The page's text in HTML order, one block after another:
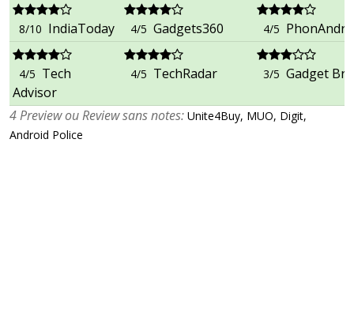
8/10 IndiaToday 4/5 Gadgets360 4/5
4/5 Tech
Advisor
4/5 TechRadar 3/5 Gadget
4 Preview ou Review sans notes: Unite4Buy, MUO, Digit,
Android Police